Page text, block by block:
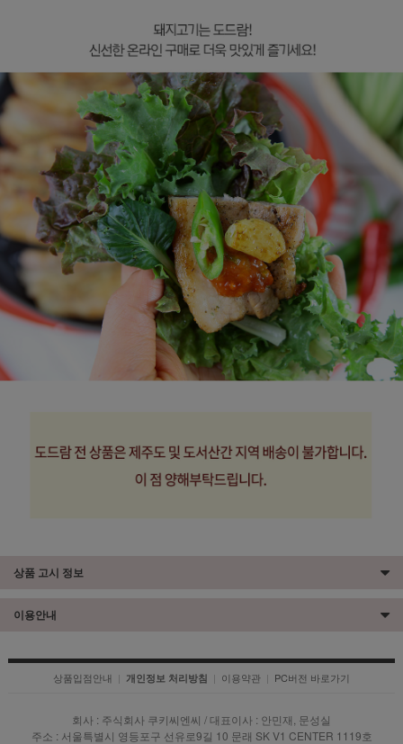
상품 고시 정보
이용안내
상품입점안내 | 개인정보 처리방침 | 이용약관 | PC버전 바로가기
회사 : 주식회사 쿠키씨엔씨 / 대표이사 : 안민재, 문성실
주소 : 서울특별시 영등포구 선유로9길 10 문래 SK V1 CENTER 1119호